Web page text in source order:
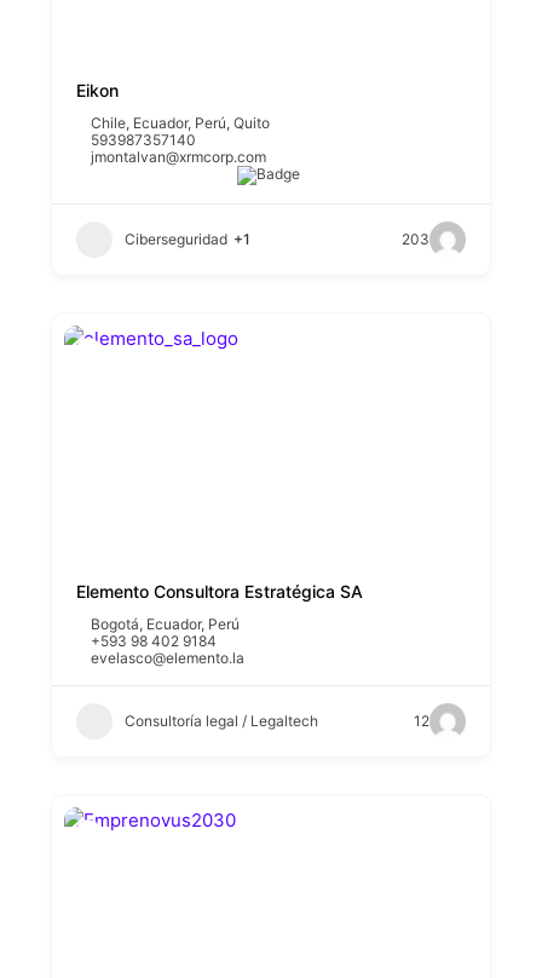
Eikon
Chile, Ecuador, Perú,Quito
593987357140
jmontalvan@xrmcorp.com
Ciberseguridad +1 203
Elemento Consultora Estratégica SA
Bogotá, Ecuador, Perú
+593 98 402 9184
evelasco@elemento.la
Consultoría legal / Legaltech 12